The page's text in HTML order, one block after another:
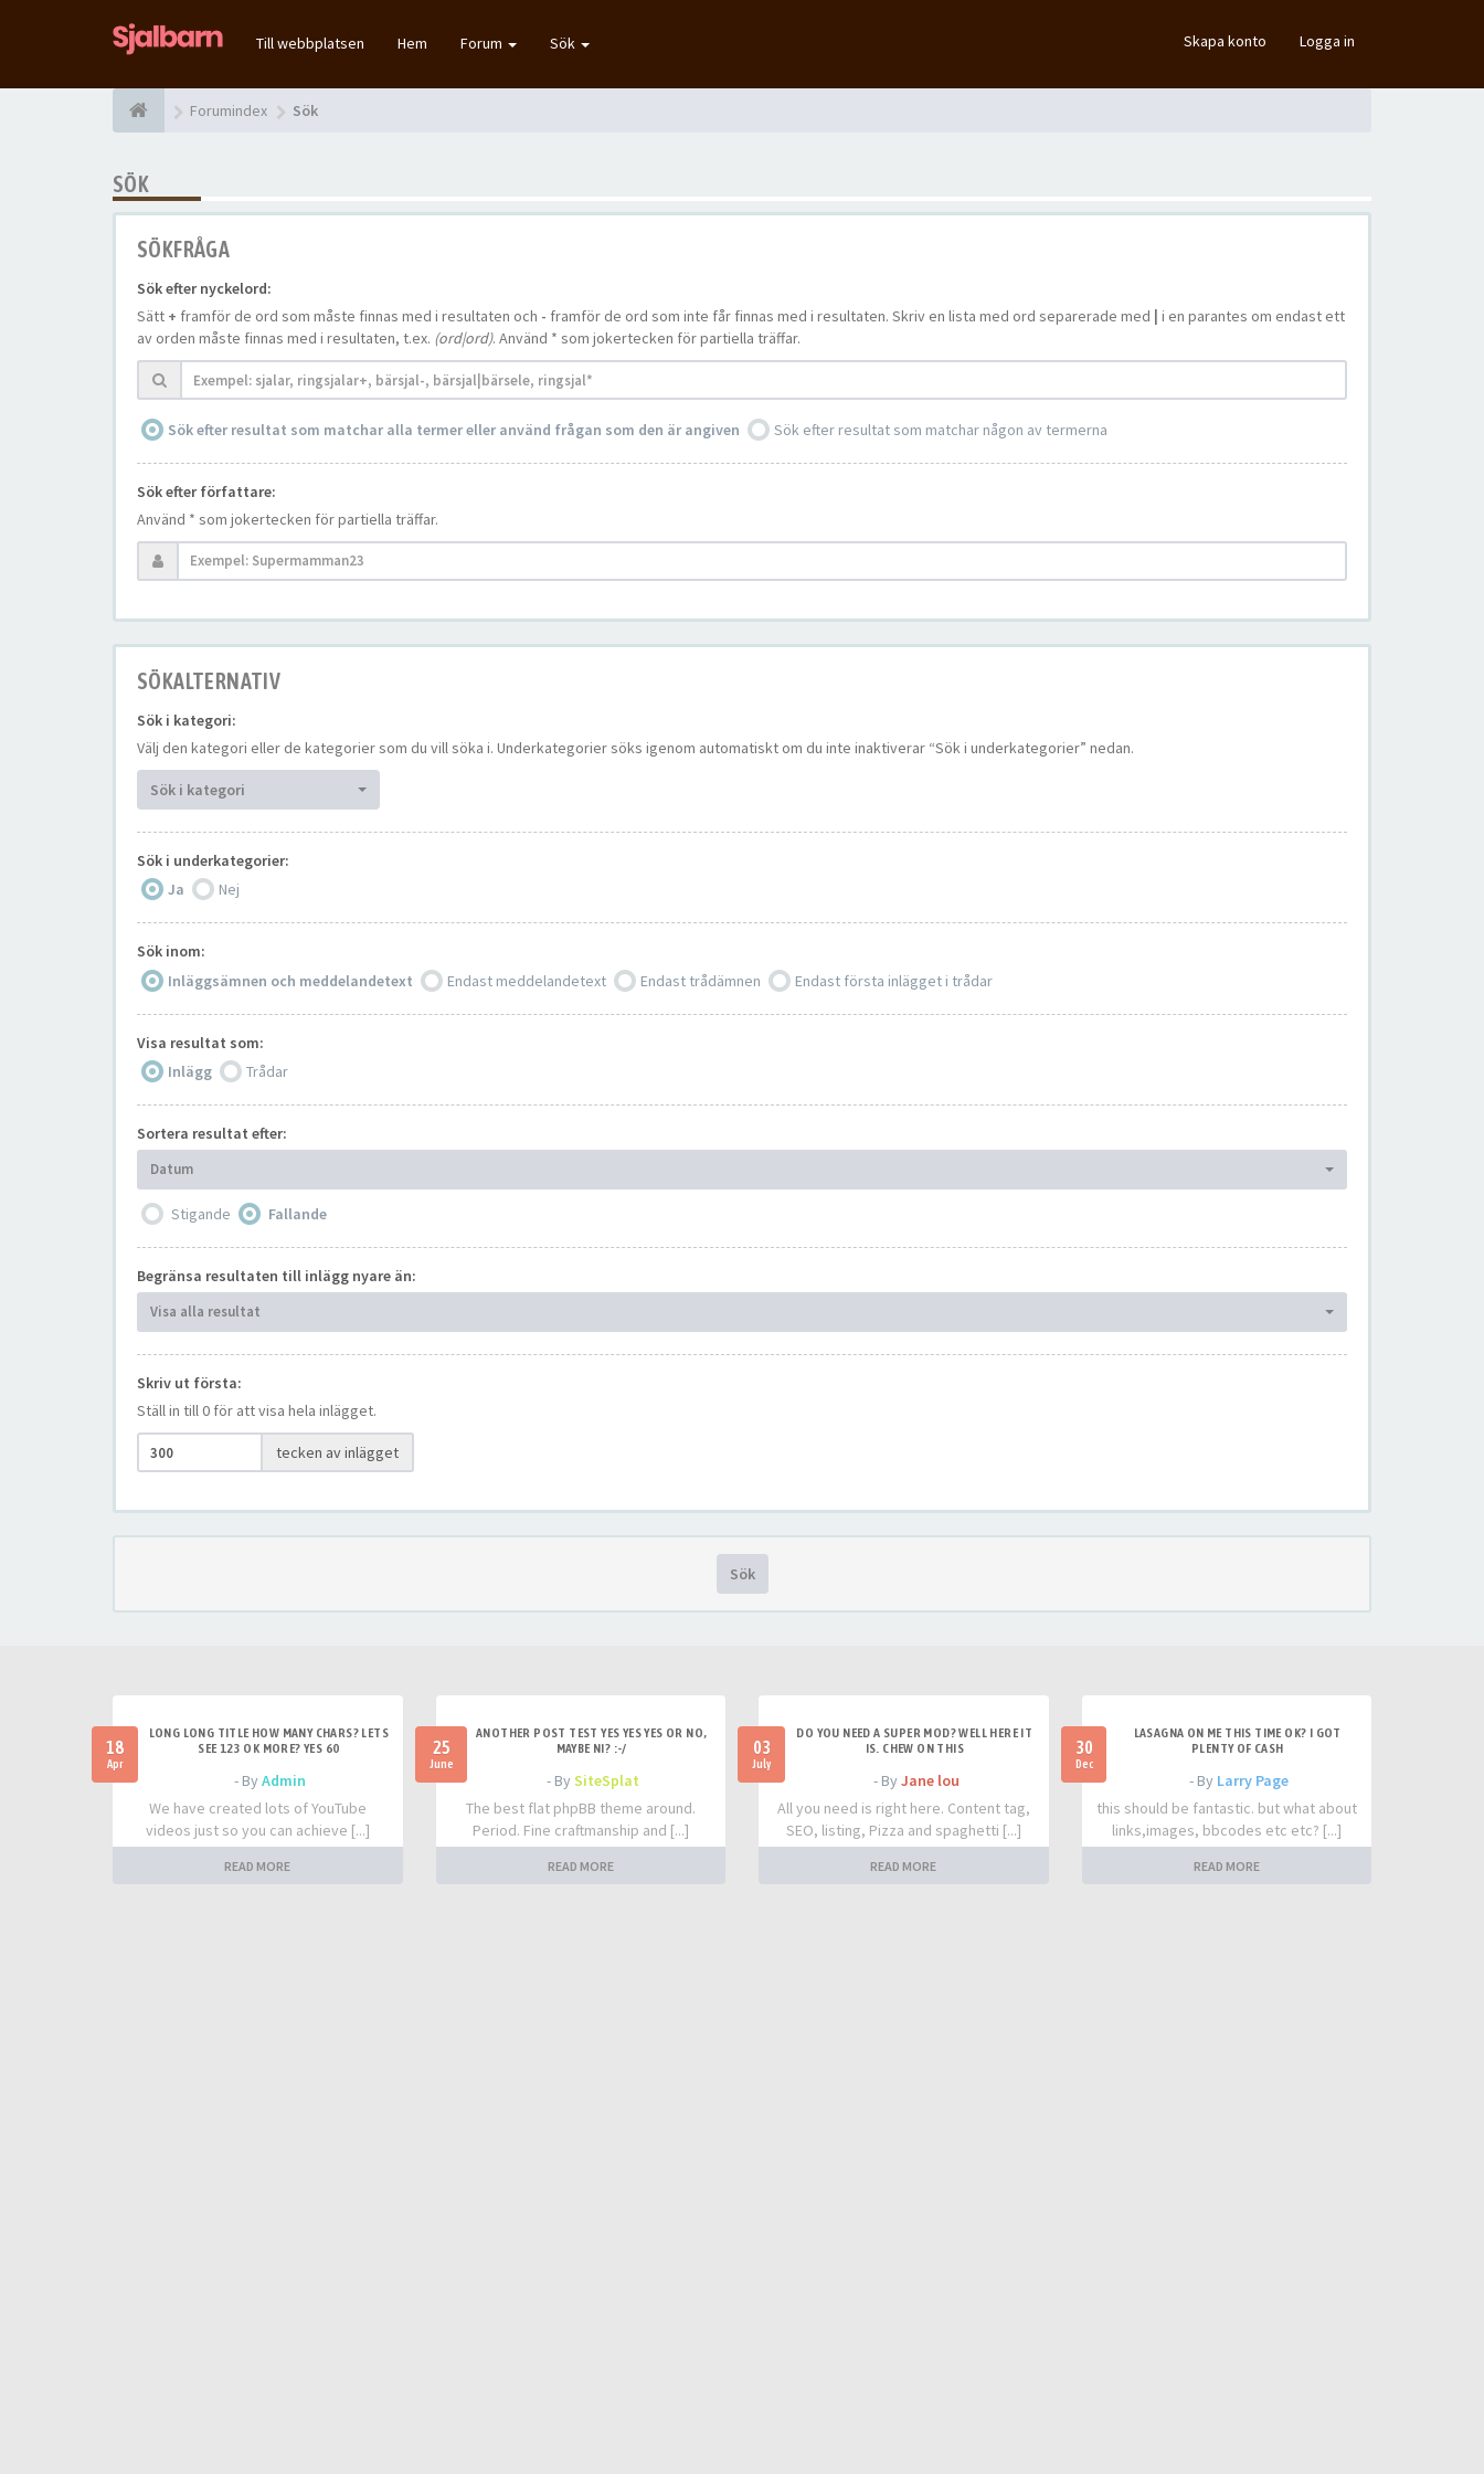
Till webbplatsen Hem Forum Sök Skapa konto Logga in
Forumindex Sök
SÖK
SÖKFRÅGA
Sök efter nyckelord:
Sätt + framför de ord som måste finnas med i resultaten och - framför de ord som inte får finnas med i resultaten. Skriv en lista med ord separerade med | i en parantes om endast ett
av orden måste finnas med i resultaten, t.ex. (ord|ord). Använd * som jokertecken för partiella träffar.
Sök efter resultat som matchar alla termer eller använd frågan som den är angiven Sök efter resultat som matchar någon av termerna
Sök efter författare:
Använd * som jokertecken för partiella träffar.
SÖKALTERNATIV
Sök i kategori:
Välj den kategori eller de kategorier som du vill söka i. Underkategorier söks igenom automatiskt om du inte inaktiverar “Sök i underkategorier” nedan.
Sök i kategori
Sök i underkategorier:
Ja
Nej
Sök inom:
Inläggsämnen och meddelandetext
Endast meddelandetext Endast trådämnen Endast första inlägget i trådar
Visa resultat som:
Inlägg
Trådar
Sortera resultat efter:
Datum
Stigande Fallande
Begränsa resultaten till inlägg nyare än:
Visa alla resultat
Skriv ut första:
Ställ in till 0 för att visa hela inlägget.
tecken av inlägget
Sök
18
Apr
LONG LONG TITLE HOW MANY CHARS? LETS
SEE 123 OK MORE? YES 60
- ByAdmin
We have created lots of YouTube
videos just so you can achieve [...]
READ MORE
25
June
ANOTHER POST TEST YES YES YES OR NO,
MAYBE NI? :-/
- BySiteSplat
The best flat phpBB theme around.
Period. Fine craftmanship and [...]
READ MORE
03
July
DO YOU NEED A SUPER MOD? WELL HERE IT
IS. CHEW ON THIS
- By Jane lou
All you need is right here. Content tag,
SEO, listing, Pizza and spaghetti [...]
READ MORE
30
Dec
LASAGNA ON ME THIS TIME OK? I GOT
PLENTY OF CASH
- By Larry Page
this should be fantastic. but what about
links,images, bbcodes etc etc? [...]
READ MORE